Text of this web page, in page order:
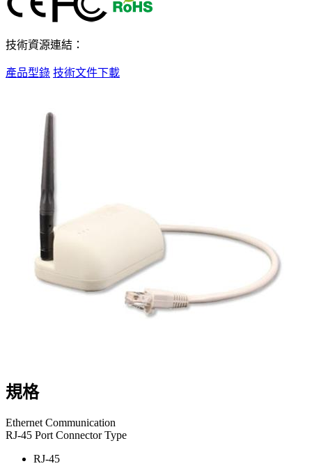
技術資源連結：
產品型錄 技術文件下載
規格
Ethernet Communication
RJ-45 Port Connector Type
RJ-45